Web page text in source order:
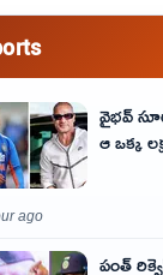
వైభవ్‌
ఆ ఒక్క
ago
పంత్